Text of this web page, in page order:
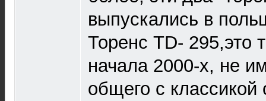
выпускались в
Торенс TD- 295,это
начала 2000-х, не
общего с классикой